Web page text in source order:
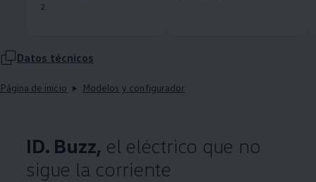
2
Datos técnicos
Página de inicio Modelos y configurador
ID. Buzz, el eléctrico que no
sigue la corriente